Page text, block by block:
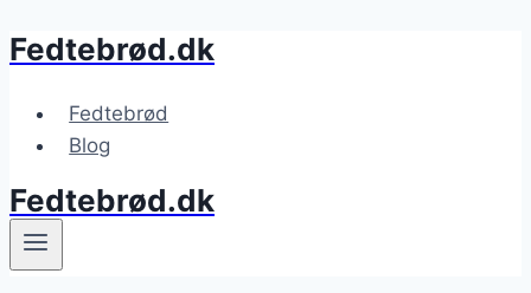
Fortsæt
indhold
Fedtebrød.dk
Fedtebrød
Blog
Fedtebrød.dk